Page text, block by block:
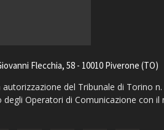
Flecchia, 58 - 10010 Piverone (TO)
del Tribunale di Torino
Operatori di Comunicazione con il